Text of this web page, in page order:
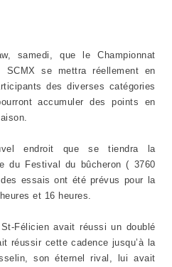
samedi, que le Championnat
SCMX se mettra réellement en
des diverses catégories
accumuler des points en
endroit que se tiendra la
du Festival du bûcheron ( 3760
des essais ont été prévus pour la
et 16 heures.
Félicien avait réussi un doublé
réussir cette cadence jusqu’à la
son éternel rival, lui avait